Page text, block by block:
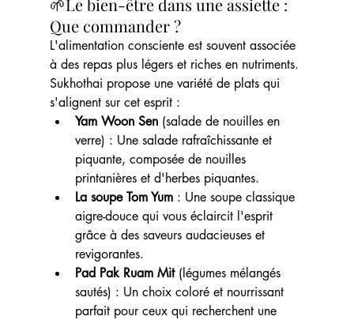
Que commander ?
L'alimentation consciente est souvent associée
à des repas plus légers et riches en nutriments.
Sukhothai propose une variété de plats qui
s'alignent sur cet esprit :
Yam Woon Sen (salade de nouilles en
verre) : Une salade rafraîchissante et
piquante, composée de nouilles
printanières et d'herbes piquantes.
La soupe Tom Yum : Une soupe classique
aigre-douce qui vous éclaircit l'esprit
grâce à des saveurs audacieuses et
revigorantes.
Pad Pak Ruam Mit (légumes mélangés
sautés) : Un choix coloré et nourrissant
parfait pour ceux qui recherchent une